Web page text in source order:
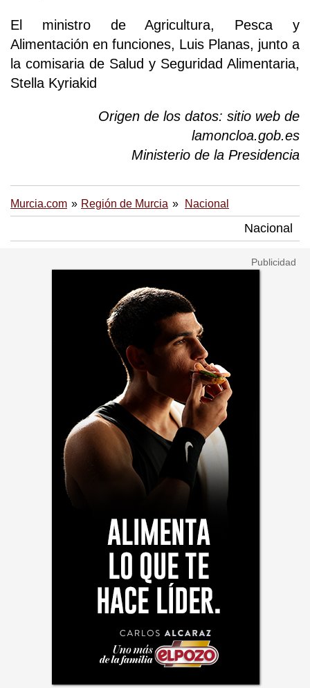
El ministro de Agricultura, Pesca y
Alimentación en funciones, Luis Planas, junto a
la comisaria de Salud y Seguridad Alimentaria,
Stella Kyriakid
Origen de los datos: sitio web de
lamoncloa.gob.es
Ministerio de la Presidencia
Murcia.com Región de Murcia Nacional
Nacional